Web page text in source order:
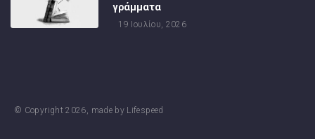
γράμματα
19 Ιουλίου, 2026
© Copyright2026, made by Lifespeed